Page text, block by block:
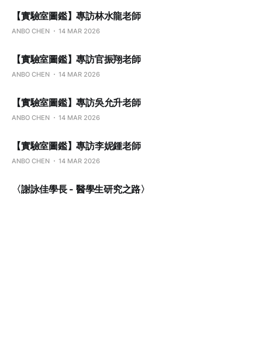
【實驗室圖鑑】專訪林水龍老師
ANBO CHEN 14 MAR 2026
【實驗室圖鑑】專訪官振翔老師
ANBO CHEN 14 MAR 2026
【實驗室圖鑑】專訪吳允升老師
ANBO CHEN 14 MAR 2026
【實驗室圖鑑】專訪李妮鍾老師
ANBO CHEN 14 MAR 2026
〈謝詠佳學長 - 醫學生研究之路〉